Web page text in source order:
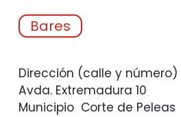
Bares
Dirección (calle y número)
Avda. Extremadura 10
Municipio Corte de Peleas